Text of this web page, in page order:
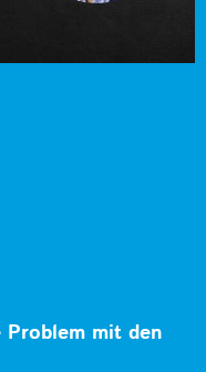
mit den